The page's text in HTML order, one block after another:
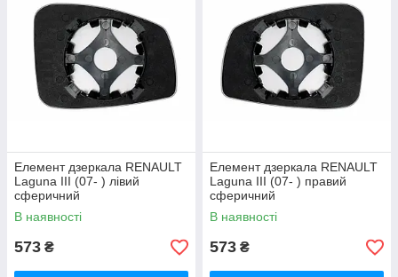
Елемент дзеркала RENAULT
Laguna III (07- ) лівий
сферичний
В наявності
573 ₴
Елемент дзеркала RENAULT
Laguna III (07- ) правий
сферичний
В наявності
573 ₴